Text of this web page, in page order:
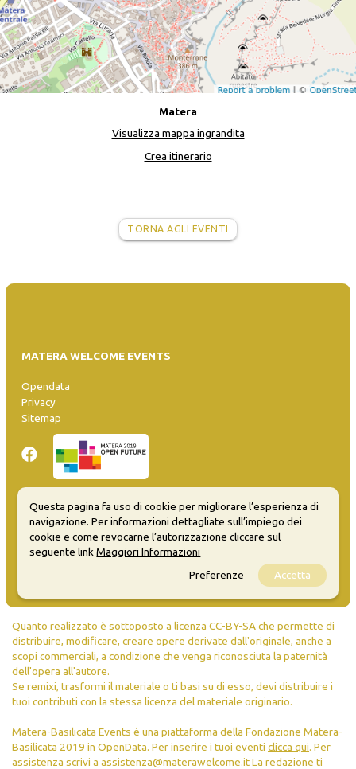
Matera
Visualizza mappa ingrandita
Crea itinerario
TORNA AGLI EVENTI
MATERA WELCOME EVENTS
Opendata
Privacy
Sitemap
Inserisci evento
Guida
FAQ
Quanto realizzato è sottoposto a licenza CC-BY-SA che permette di
distribuire, modificare, creare opere derivate dall'originale, anche a
scopi commerciali, a condizione che venga riconosciuta la paternità
dell'opera all'autore.
Se remixi, trasformi il materiale o ti basi su di esso, devi distribuire i
tuoi contributi con la stessa licenza del materiale originario.
Matera-Basilicata Events è una piattaforma della Fondazione Matera-
Basilicata 2019 in OpenData. Per inserire i tuoi eventi clicca qui. Per
assistenza scrivi a assistenza@materawelcome.itLa redazione ti
Questa pagina fa uso di cookie per migliorare l’esperienza di
navigazione. Per informazioni dettagliate sull’impiego dei
cookie e come revocarne l’autorizzazione cliccare sul
seguente linkMaggiori Informazioni
Preferenze
Accetta